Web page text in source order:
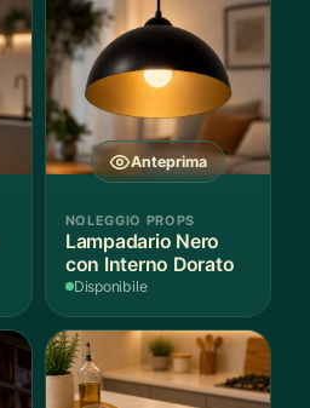
Anteprima
NOLEGGIO PROPS
Lampadario Nero
con Interno Dorato
Disponibile